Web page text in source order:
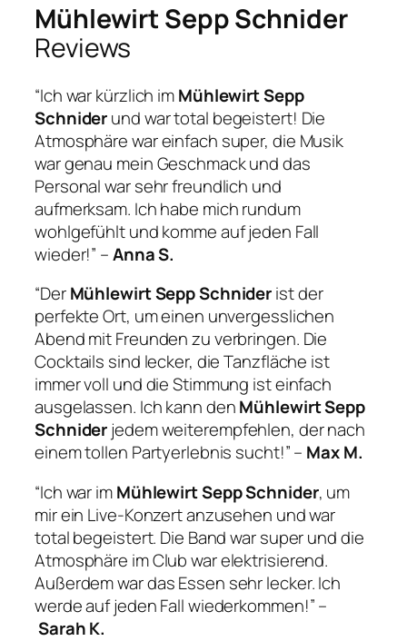
Mühlewirt Sepp Schnider
Reviews
“Ich war kürzlich imMühlewirt Sepp
Schniderund war total begeistert! Die
Atmosphäre war einfach super, die Musik
war genau mein Geschmack und das
Personal war sehr freundlich und
aufmerksam. Ich habe mich rundum
wohlgefühlt und komme auf jeden Fall
wieder!” –Anna S.
“DerMühlewirt Sepp Schniderist der
perfekte Ort, um einen unvergesslichen
Abend mit Freunden zu verbringen. Die
Cocktails sind lecker, die Tanzfläche ist
immer voll und die Stimmung ist einfach
ausgelassen. Ich kann denMühlewirt Sepp
Schniderjedem weiterempfehlen, der nach
einem tollen Partyerlebnis sucht!” – Max M.
“Ich war imMühlewirt Sepp Schnider, um
mir ein Live-Konzert anzusehen und war
total begeistert. Die Band war super und die
Atmosphäre im Club war elektrisierend.
Außerdem war das Essen sehr lecker. Ich
werde auf jeden Fall wiederkommen!” –
Sarah K.